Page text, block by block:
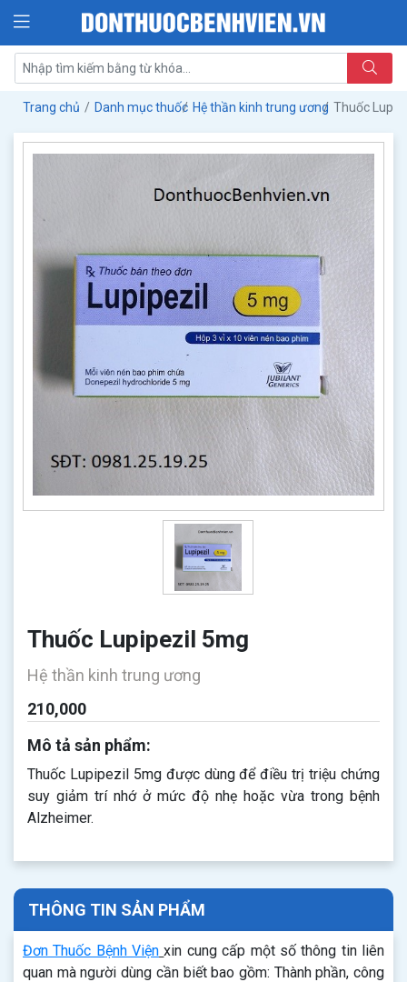
Trang chủ Danh mục thuốc Hệ thần kinh trung ương Thuốc
Thuốc Lupipezil 5mg
Hệ thần kinh trung ương
210,000
Mô tả sản phẩm:
Thuốc Lupipezil 5mg​​​​​​​ được dùng để điều trị triệu chứng
suy giảm trí nhớ ở mức độ nhẹ hoặc vừa trong bệnh
Alzheimer.
THÔNG TIN SẢN PHẨM
Đơn Thuốc Bệnh Viện xin cung cấp một số thông tin liên
quan mà người dùng cần biết bao gồm: Thành phần, công